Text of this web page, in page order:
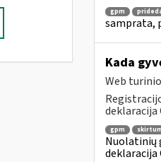
gpm
samprata,
Kada
Web
deklaracija
gpm
Nuolatinių
deklaracija